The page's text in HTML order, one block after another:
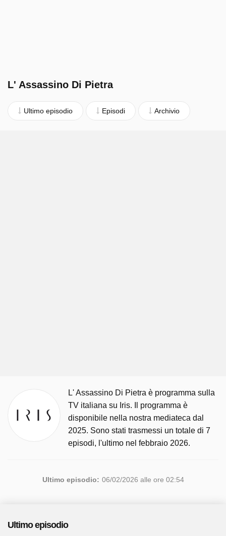
L' Assassino Di Pietra
Ultimo episodio Episodi Archivio
L' Assassino Di Pietra è programma sulla
TV italiana su Iris. Il programma è
disponibile nella nostra mediateca dal
2025. Sono stati trasmessi un totale di 7
episodi, l'ultimo nel febbraio 2026.
Ultimo episodio: 06/02/2026 alle ore 02:54
Ultimo episodio